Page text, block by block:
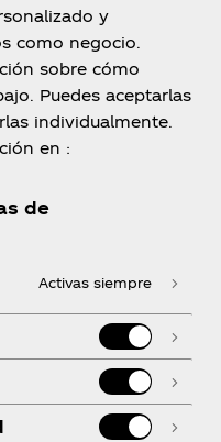
y
como negocio.
sobre cómo
Puedes aceptarlas
individualmente.
en :
de
Activas siempre